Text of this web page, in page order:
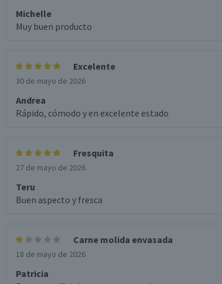
Michelle
Muy buen producto
Excelente
30 de mayo de 2026
Andrea
Rápido, cómodo y en excelente estado
Fresquita
27 de mayo de 2026
Teru
Buen aspecto y fresca
Carne molida envasada
18 de mayo de 2026
Patricia